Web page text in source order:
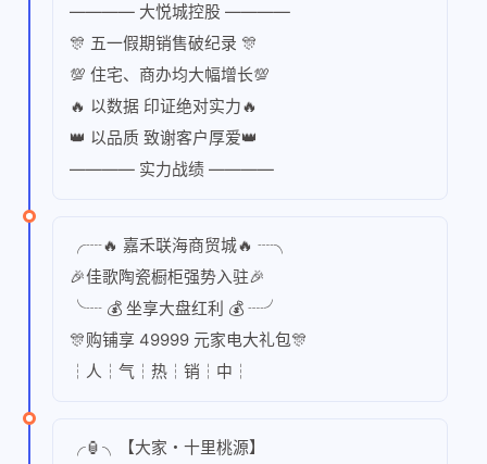
———— 大悦城控股 ————
🎊 五一假期销售破纪录 🎊
💯 住宅、商办均大幅增长💯
🔥 以数据 印证绝对实力🔥
👑 以品质 致谢客户厚爱👑
———— 实力战绩 ————
╭┈🔥 嘉禾联海商贸城🔥 ┈╮
🎉佳歌陶瓷橱柜强势入驻🎉
╰┈ 💰 坐享大盘红利 💰 ┈╯
🎊购铺享 49999 元家电大礼包🎊
┆人┆气┆热┆销┆中┆
╭🏮╮【大家・十里桃源】